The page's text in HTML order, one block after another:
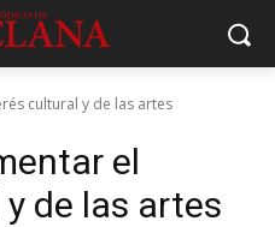
cultural y de las artes
el
de las artes